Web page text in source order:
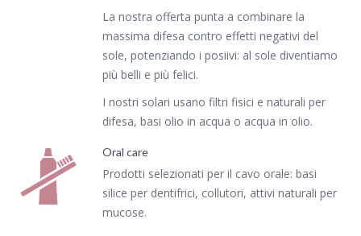
La nostra offerta punta a combinare la
massima difesa contro effetti negativi del
sole, potenziando i posiivi: al sole diventiamo
più belli e più felici.
I nostri solari usano filtri fisici e naturali per
difesa, basi olio in acqua o acqua in olio.
Oral care
Prodotti selezionati per il cavo orale: basi
silice per dentifrici, collutori, attivi naturali per
mucose.